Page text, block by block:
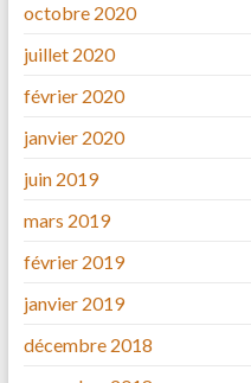
octobre 2020
juillet 2020
février 2020
janvier 2020
juin 2019
mars 2019
février 2019
janvier 2019
décembre 2018